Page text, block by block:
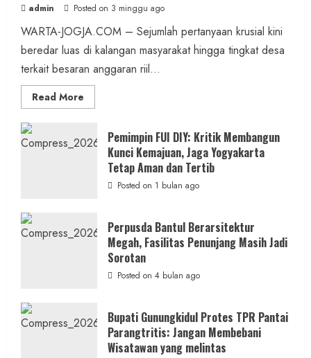
admin Posted on 3 minggu ago
WARTA-JOGJA.COM – Sejumlah pertanyaan krusial kini
beredar luas di kalangan masyarakat hingga tingkat desa
terkait besaran anggaran riil...
Read More
more
Gedung
KDMP
Rp1,6
Miliar,
Diduga
Hanya
Kontraktor:
Ketum
PWRI
Minta
Pemimpin FUI DIY: Kritik Membangun
Kunci Kemajuan, Jaga Yogyakarta
Tetap Aman dan Tertib
Posted on 1 bulan ago
Perpusda Bantul Berarsitektur
Megah, Fasilitas Penunjang Masih Jadi
Sorotan
Posted on 4 bulan ago
Bupati Gunungkidul Protes TPR Pantai
Parangtritis: Jangan Membebani
Wisatawan yang melintas